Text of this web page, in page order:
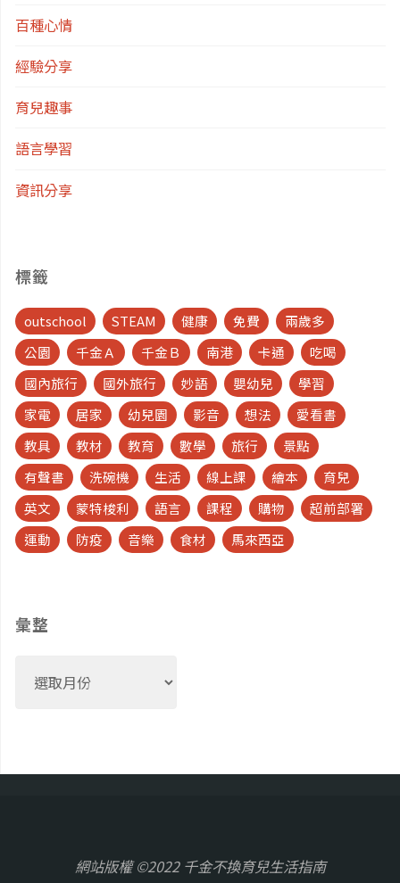
百種心情
經驗分享
育兒趣事
語言學習
資訊分享
標籤
outschool STEAM 健康 免費
兩歲多
公園
千金Ａ 千金Ｂ 南港 卡通
吃喝
國內旅行
國外旅行 妙語 嬰幼兒
學習
家電
居家 幼兒園 影音 想法
愛看書
教具
教材 教育 數學 旅行
景點
有聲書
洗碗機 生活 線上課 繪本
育兒
英文
蒙特梭利 語言 課程 購物
超前部署
運動
防疫 音樂 食材 馬來西亞
彙整
網站版權 ©2022 千金不換育兒生活指南